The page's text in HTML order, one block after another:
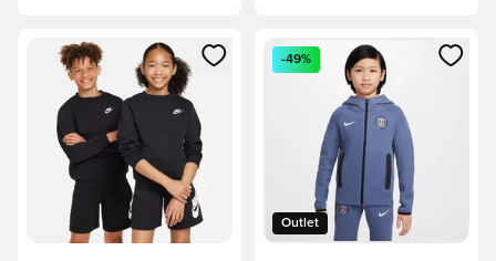
Ανοίγει ένα Modal για να συνδεθείτε ή να εγγραφείτε ως
Ανοίγει ένα Modal για να
Outlet
-49%